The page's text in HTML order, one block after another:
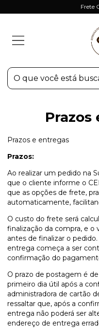
Frete
Prazos
Prazos e entregas
Prazos:
Ao realizar um pedido na
que o cliente informe o
que as opções de frete,
automaticamente,
O custo do frete será
finalização da compra, e o
antes de finalizar o
entrega começa a ser
confirmação do
O prazo de postagem é
primeiro dia útil após a
administradora de cartão
ressaltar que, após a
entrega não poderá ser
endereço de entrega